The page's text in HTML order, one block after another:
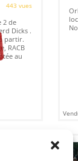
443 vues
2 de
Dicks .
partir.
RACB
au